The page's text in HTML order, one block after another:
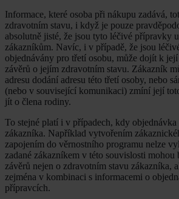
Informace, které osoba při nákupu zadává,
zdravotním stavu, i když je pouze
absolutně jisté, že jsou tyto léčivé přípravky
zákazníkům. Navíc, i v případě, že jsou
objednávány pro třetí osobu, může dojít k
závěrů o jejím zdravotním stavu. Zákazník
adresu dodání adresu této třetí osoby, nebo
(nebo v související komunikaci) zmíní její
jít o člena rodiny.
To stejné platí i v případech, kdy
zákazníka. Například vytvořením
zapojením do věrnostního programu nelze
zadané zákazníkem v této souvislosti
závěrů nejen o zdravotním stavu zákazníka,
zejména v kombinaci s informacemi o
přípravcích.